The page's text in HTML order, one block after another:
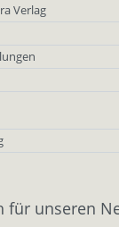
Verlag
für unseren